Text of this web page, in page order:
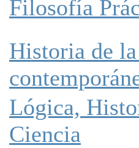
Filosofía
Historia de
Lógica,
Ciencia